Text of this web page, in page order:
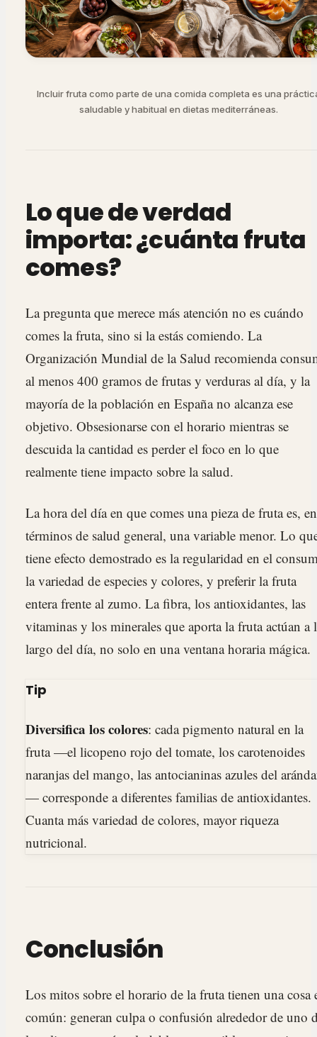
Incluir fruta como parte de una comida completa es una
saludable y habitual en dietas mediterráneas.
Lo que de verdad
importa: ¿cuánta fruta
comes?
La pregunta que merece más atención no es cuándo
comes la fruta, sino si la estás comiendo. La
Organización Mundial de la Salud recomienda
al menos 400 gramos de frutas y verduras al día, y la
mayoría de la población en España no alcanza ese
objetivo. Obsesionarse con el horario mientras se
descuida la cantidad es perder el foco en lo que
realmente tiene impacto sobre la salud.
La hora del día en que comes una pieza de fruta es, en
términos de salud general, una variable menor. Lo
tiene efecto demostrado es la regularidad en el
la variedad de especies y colores, y preferir la fruta
entera frente al zumo. La fibra, los antioxidantes, las
vitaminas y los minerales que aporta la fruta actúan a
largo del día, no solo en una ventana horaria mágica.
Tip
Diversifica los colores: cada pigmento natural en la
fruta —el licopeno rojo del tomate, los carotenoides
naranjas del mango, las antocianinas azules del
— corresponde a diferentes familias de antioxidantes.
Cuanta más variedad de colores, mayor riqueza
nutricional.
Conclusión
Los mitos sobre el horario de la fruta tienen una cosa
común: generan culpa o confusión alrededor de uno